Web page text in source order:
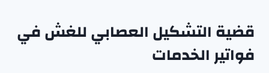
قضية التشكيل العصابي للغش في
فواتير الخدمات